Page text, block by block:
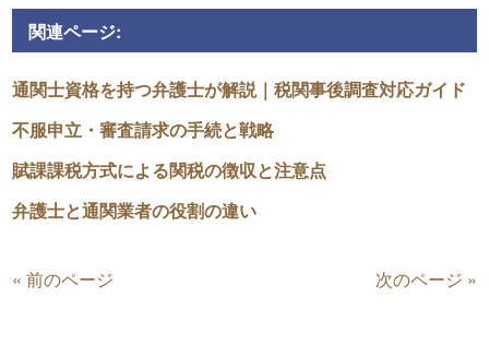
関連ページ:
通関士資格を持つ弁護士が解説｜税関事後調査対応ガイド
不服申立・審査請求の手続と戦略
賦課課税方式による関税の徴収と注意点
弁護士と通関業者の役割の違い
« 前のページ 次のページ »